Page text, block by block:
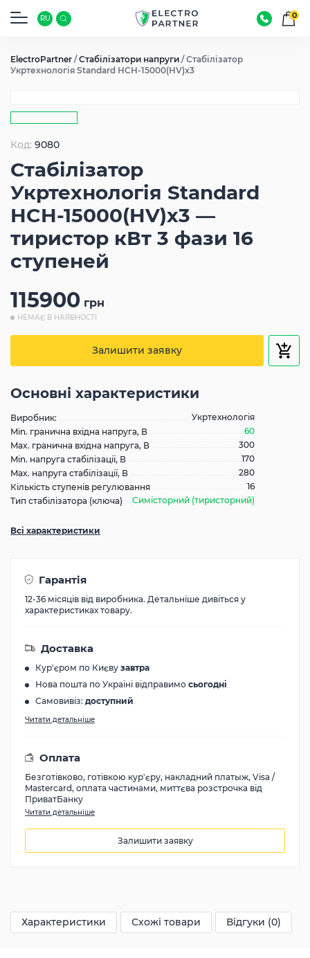
RU 0
ElectroPartner /Стабілізатори напруги /Стабілізатор
Укртехнологія Standard HCH-15000(HV)x3
Код: 9080
Стабілізатор
Укртехнологія Standard
HCH-15000(HV)x3 —
тиристор кВт 3 фази 16
ступеней
115900 грн
НЕМАЄ В НАЯВНОСТІ
Залишити заявку
Основні характеристики
Виробник:
Укртехнологія
Min. гранична вхідна напруга, В
60
Max. гранична вхідна напруга, В
300
Min. напруга стабілізації, В
170
Max. напруга стабілізації, В
280
Кількість ступенів регулювання
16
Тип стабілізатора (ключа)
Симісторний (тиристорний)
Всі характеристики
Гарантія
12-36 місяців від виробника. Детальніше дивіться у
характеристиках товару.
Доставка
Кур'єром по Києву завтра
Нова пошта по Україні відправимо сьогодні
Самовивіз: доступний
Читати детальніше
Оплата
Безготівково, готівкою кур'єру, накладний платыж, Visa /
Mastercard, оплата частинами, миттєва розстрочка від
ПриватБанку
Читати детальніше
Залишити заявку
Характеристики Схожі товари Відгуки (0)